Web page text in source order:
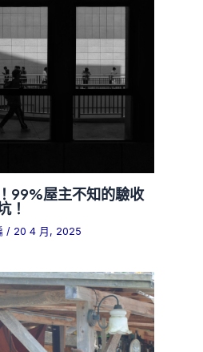
99%屋主不知的驗收
！
/ 20 4 月, 2025